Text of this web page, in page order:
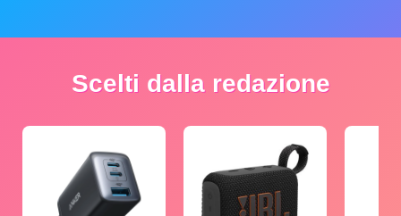
Scelti dalla redazione